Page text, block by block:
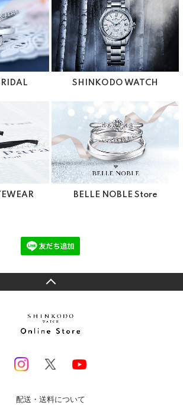
SHINKODO WATCH
BELLE NOBLE Store
配送・送料について